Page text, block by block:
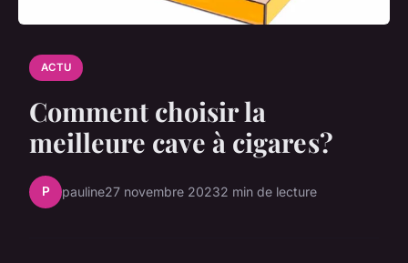
ACTU
Comment choisir la
meilleure cave à cigare s?
P pauline27 novembre 20232 min de lecture